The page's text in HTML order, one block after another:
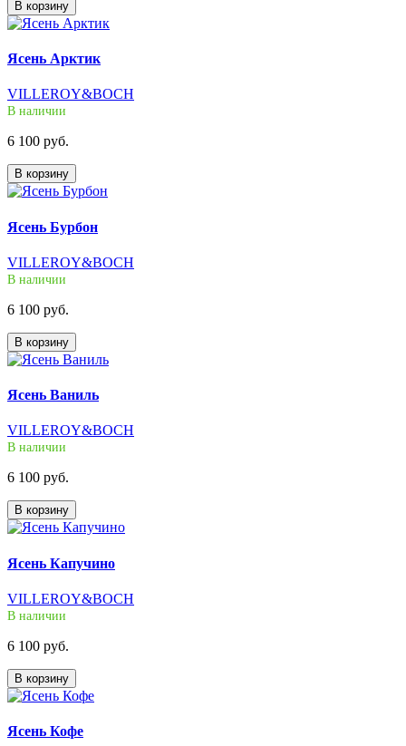
В корзину
Ясень Арктик
VILLEROY&BOCH
В наличии
6 100 руб.
В корзину
Ясень Бурбон
VILLEROY&BOCH
В наличии
6 100 руб.
В корзину
Ясень Ваниль
VILLEROY&BOCH
В наличии
6 100 руб.
В корзину
Ясень Капучино
VILLEROY&BOCH
В наличии
6 100 руб.
В корзину
Ясень Кофе